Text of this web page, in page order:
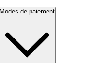
Modes de paiement